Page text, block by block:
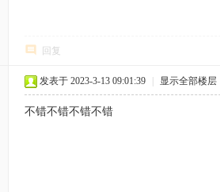
回复
发表于 2023-3-13 09:01:39 显示全部楼层
不错不错不错不错